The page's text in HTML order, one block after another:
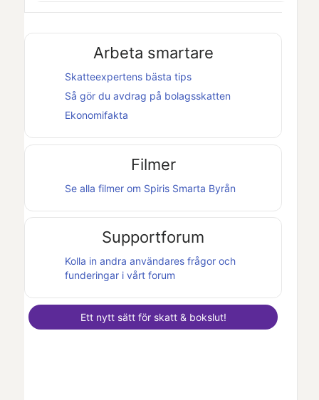
Arbeta smartare
Skatteexpertens bästa tips
Så gör du avdrag på bolagsskatten
Ekonomifakta
Filmer
Se alla filmer om Spiris Smarta Byrån
Supportforum
Kolla in andra användares frågor och
funderingar i vårt forum
Ett nytt sätt för skatt & bokslut!